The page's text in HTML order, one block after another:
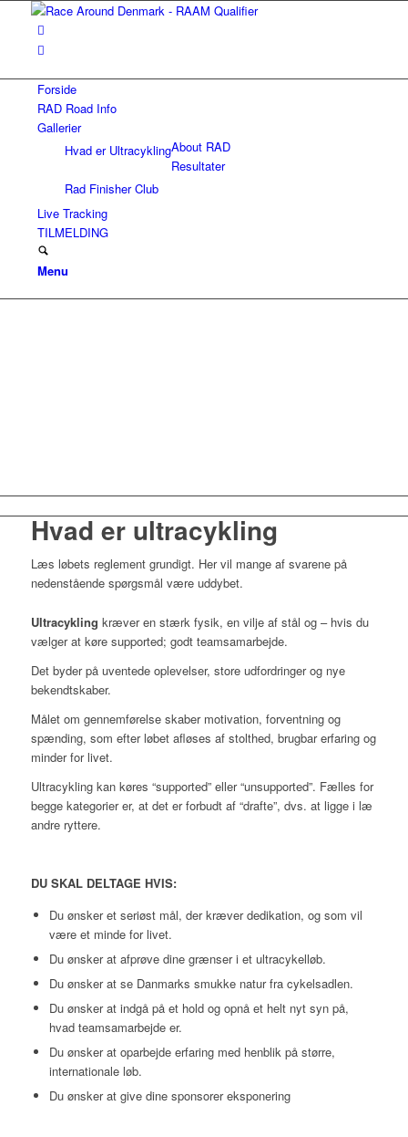
Forside
RAD Road Info
Gallerier
About RAD
Hvad er Ultracykling
Resultater
Rad Finisher Club
Live Tracking
TILMELDING
Menu
Hvad er ultracykling
Læs løbets reglement grundigt. Her vil mange af svarene på
nedenstående spørgsmål være uddybet.
Ultracykling kræver en stærk fysik, en vilje af stål og – hvis du
vælger at køre supported; godt teamsamarbejde.
Det byder på uventede oplevelser, store udfordringer og nye
bekendtskaber.
Målet om gennemførelse skaber motivation, forventning og
spænding, som efter løbet afløses af stolthed, brugbar erfaring og
minder for livet.
Ultracykling kan køres “supported” eller “unsupported”. Fælles for
begge kategorier er, at det er forbudt af “drafte”, dvs. at ligge i læ
andre ryttere.
DU SKAL DELTAGE HVIS:
Du ønsker et seriøst mål, der kræver dedikation, og som vil
være et minde for livet.
Du ønsker at afprøve dine grænser i et ultracykelløb.
Du ønsker at se Danmarks smukke natur fra cykelsadlen.
Du ønsker at indgå på et hold og opnå et helt nyt syn på,
hvad teamsamarbejde er.
Du ønsker at oparbejde erfaring med henblik på større,
internationale løb.
Du ønsker at give dine sponsorer eksponering